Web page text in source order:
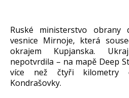
Ruské ministerstvo obrany
vesnice Mirnoje, která
okrajem Kupjanska.
nepotvrdila – na mapě Deep
více než čtyři kilometry
Kondrašovky.